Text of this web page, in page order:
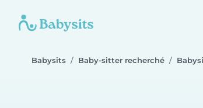
Babysits Baby-sitter recherché